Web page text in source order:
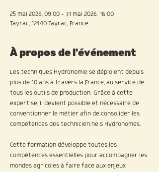
25 mai 2026, 09:00 – 31 mai 2026, 16:00
Tayrac, 12440 Tayrac, France
À propos de l'événement
Les techniques Hydronomie se déploient depuis
plus de 10 ans à travers la France, au service de
tous les outils de production. Grâce à cette
expertise, il devient possible et nécessaire de
conventionner le métier afin de consolider les
compétences des technicien.ne.s Hydronomes.
Cette formation développe toutes les
compétences essentielles pour accompagner les
mondes agricoles à faire face aux enjeux